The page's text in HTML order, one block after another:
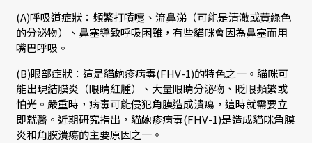
(A)呼吸道症狀：頻繁打噴嚏、流鼻涕（可能是清澈或黃綠色
的分泌物）、鼻塞導致呼吸困難，有些貓咪會因為鼻塞而用
嘴巴呼吸。
(B)眼部症狀：這是貓皰疹病毒(FHV-1)的特色之一。貓咪可
能出現結膜炎（眼睛紅腫）、大量眼睛分泌物、眨眼頻繁或
怕光。嚴重時，病毒可能侵犯角膜造成潰瘍，這時就需要立
即就醫。近期研究指出，貓皰疹病毒(FHV-1)是造成貓咪角膜
炎和角膜潰瘍的主要原因之一。